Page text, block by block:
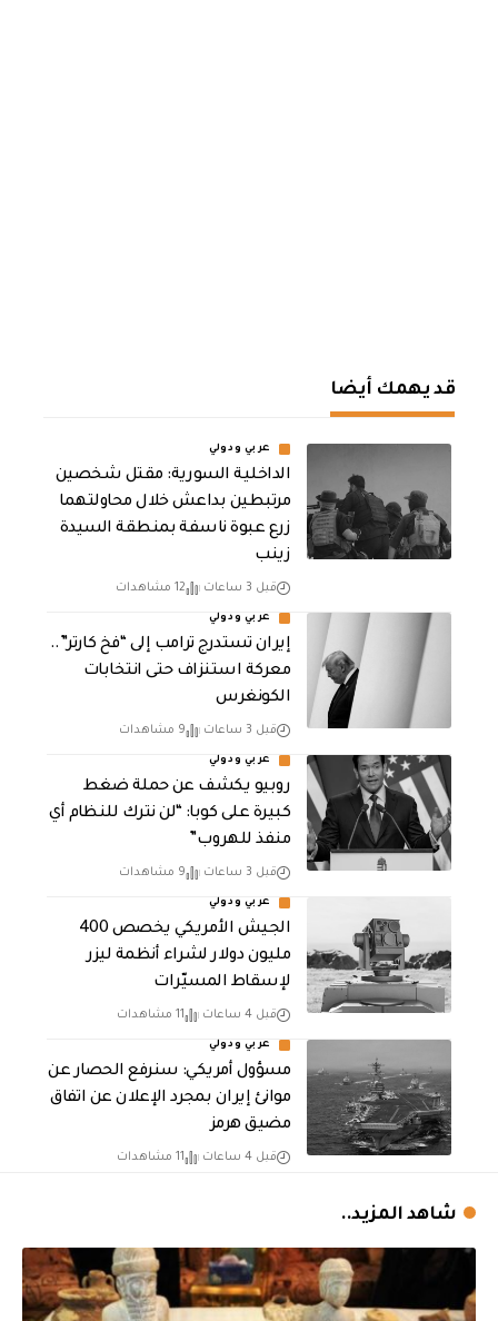
قد يهمك أيضا
عربي ودولي
الداخلية السورية: مقتل شخصين
مرتبطين بداعش خلال محاولتهما
زرع عبوة ناسفة بمنطقة السيدة
زينب
قبل 3 ساعات 12 مشاهدات
عربي ودولي
إيران تستدرج ترامب إلى “فخ كارتر”..
معركة استنزاف حتى انتخابات
الكونغرس
قبل 3 ساعات 9 مشاهدات
عربي ودولي
روبيو يكشف عن حملة ضغط
كبيرة على كوبا: “لن نترك للنظام أي
منفذ للهروب”
قبل 3 ساعات 9 مشاهدات
عربي ودولي
الجيش الأمريكي يخصص 400
مليون دولار لشراء أنظمة ليزر
لإسقاط المسيّرات
قبل 4 ساعات 11 مشاهدات
عربي ودولي
مسؤول أمريكي: سنرفع الحصار عن
موانئ إيران بمجرد الإعلان عن اتفاق
مضيق هرمز
قبل 4 ساعات 11 مشاهدات
شاهد المزيد..